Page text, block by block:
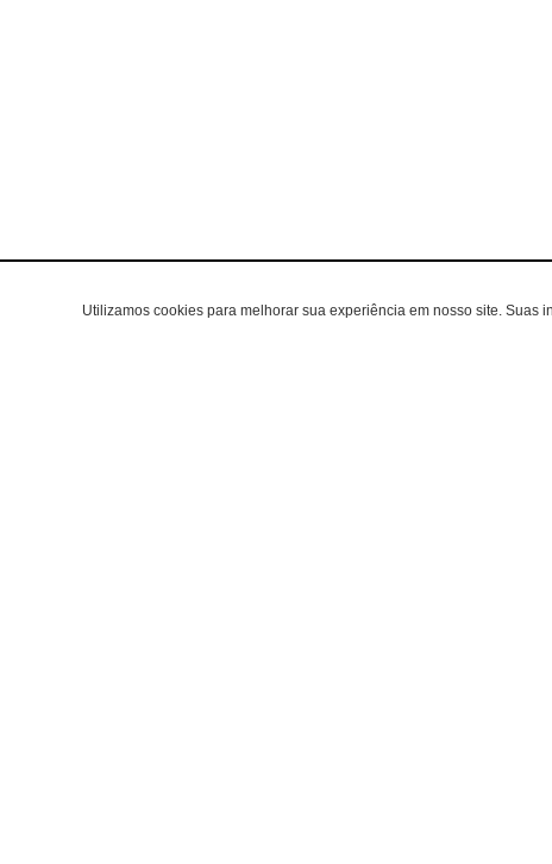
Utilizamos cookies para melhorar sua experiência em nosso site.